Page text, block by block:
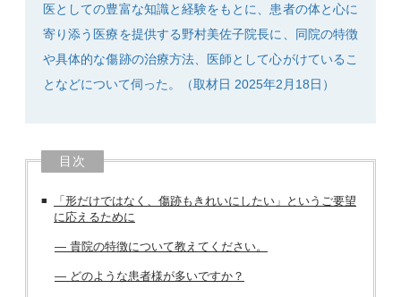
医としての豊富な知識と経験をもとに、患者の体と心に
寄り添う医療を提供する野村美佐子院長に、同院の特徴
や具体的な傷跡の治療方法、医師として心がけているこ
となどについて伺った。（取材日 2025年2月18日）
目次
「形だけではなく、傷跡もきれいにしたい」というご要望
に応えるために
― 貴院の特徴について教えてください。
― どのような患者様が多いですか？